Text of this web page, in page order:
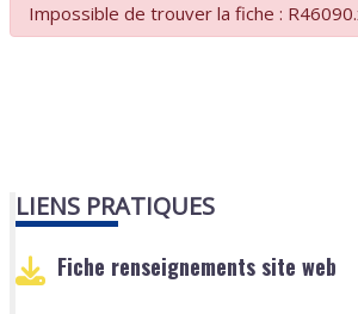
Impossible de trouver la fiche :
LIENS PRATIQUES
Fiche renseignements site web